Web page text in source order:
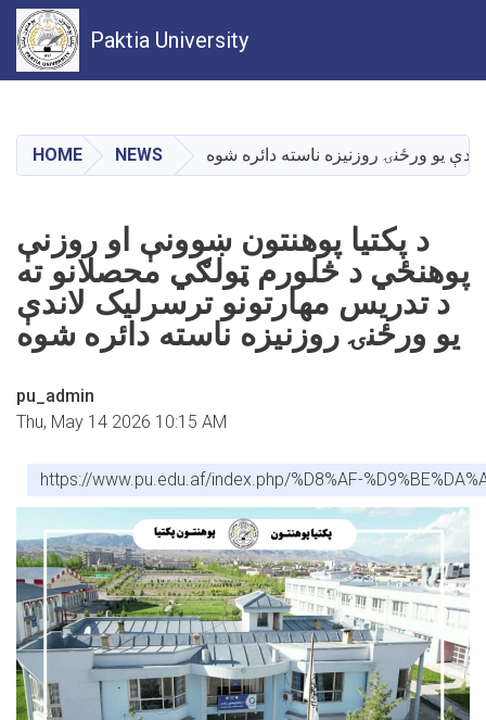
main
content
Paktia University
HOME NEWS یو ورځنۍ روزنیزه ناسته دائره شوه
د پکتیا پوهنتون ښوونې او روزنې
پوهنځي د څلورم ټولګي محصلانو ته
د تدریس مهارتونو ترسرلیک لاندې
یو ورځنۍ روزنیزه ناسته دائره شوه
pu_admin
Thu, May 14 2026 10:15 AM
https://www.pu.edu.af/index.php/%D8%AF-